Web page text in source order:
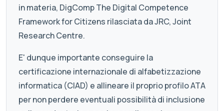
in materia, DigComp The Digital Competence
Framework for Citizens rilasciata da JRC, Joint
Research Centre.
E' dunque importante conseguire la
certificazione internazionale di alfabetizzazione
informatica (CIAD) e allineare il proprio profilo ATA
per non perdere eventuali possibilità di inclusione